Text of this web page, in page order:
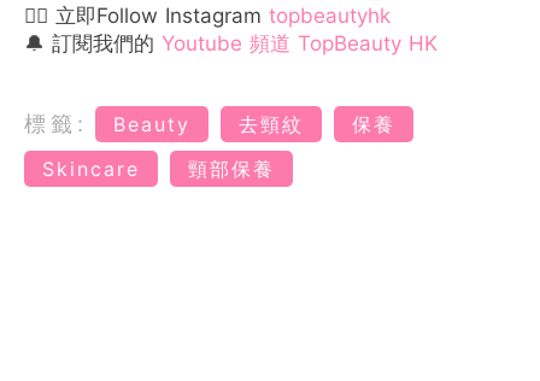
👉🏻 立即Follow Instagram topbeautyhk
🔔 訂閱我們的 Youtube 頻道 TopBeauty HK
標籤: Beauty 去頸紋
保養
Skincare
頸部保養